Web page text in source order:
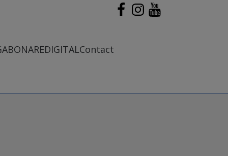
ABONAREDIGITALContact